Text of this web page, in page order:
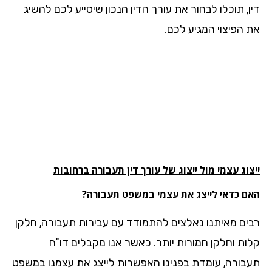
תוכלו לבחור את עורך הדין הנכון שיסייע לכם להשיג
הפיצוי המגיע לכם.
עצמי מול ייצוג של עורך דין תעבורה ברחובות
כדאי לייצג את עצמי במשפט תעבורה?
מאיתנו נאלצים להתמודד עם עבירות תעבורה, חלקן
וחלקן חמורות יותר. כאשר אנו מקבלים דו"ח
עומדת בפנינו האפשרות לייצג את עצמנו במשפט